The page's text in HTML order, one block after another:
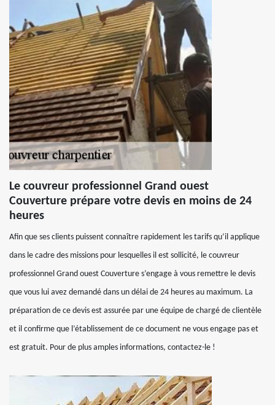
Le couvreur professionnel Grand ouest
Couverture prépare votre devis en moins de 24
heures
Afin que ses clients puissent connaître rapidement les tarifs qu’il applique
dans le cadre des missions pour lesquelles il est sollicité, le couvreur
professionnel Grand ouest Couverture s’engage à vous remettre le devis
que vous lui avez demandé dans un délai de 24 heures au maximum. La
préparation de ce devis est assurée par une équipe de chargé de clientèle
et il confirme que l’établissement de ce document ne vous engage pas et
est gratuit. Pour de plus amples informations, contactez-le !